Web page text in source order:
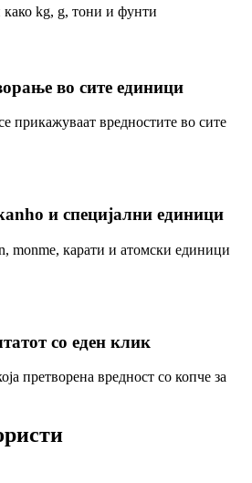
kg, g, тони и фунти
во сите единици
прикажуваат вредностите во сите
и специјални единици
monme, карати и атомски единици
со еден клик
претворена вредност со копче за